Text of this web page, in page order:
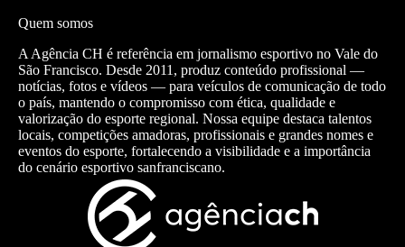
Quem somos
A Agência CH é referência em jornalismo esportivo no Vale do
São Francisco. Desde 2011, produz conteúdo profissional —
notícias, fotos e vídeos — para veículos de comunicação de todo
o país, mantendo o compromisso com ética, qualidade e
valorização do esporte regional. Nossa equipe destaca talentos
locais, competições amadoras, profissionais e grandes nomes e
eventos do esporte, fortalecendo a visibilidade e a importância
do cenário esportivo sanfranciscano.